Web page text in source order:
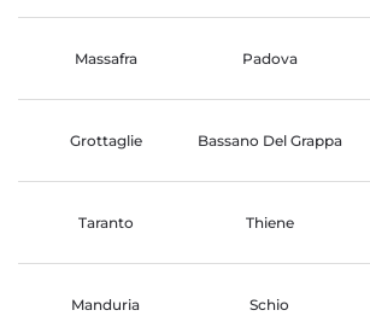
Massafra Padova
Grottaglie Bassano Del Grappa
Taranto Thiene
Manduria Schio